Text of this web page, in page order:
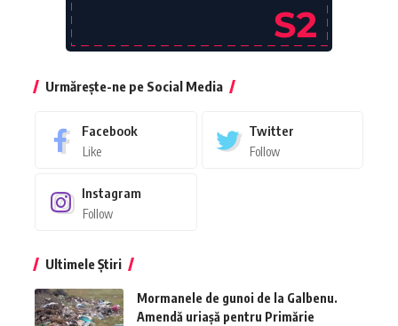
Urmărește-ne pe Social Media
Facebook
Like
Twitter
Follow
Instagram
Follow
Ultimele Știri
Mormanele de gunoi de la Galbenu.
Amendă uriașă pentru Primărie